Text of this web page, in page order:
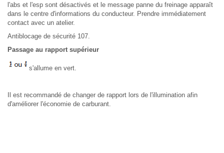
l'abs et l'esp sont désactivés et le message panne du freinage apparaît
dans le centre d'informations du conducteur. Prendre immédiatement
contact avec un atelier.
Antiblocage de sécurité 107.
Passage au rapport supérieur
s'allume en vert.
Il est recommandé de changer de rapport lors de l'illumination afin
d'améliorer l'économie de carburant.